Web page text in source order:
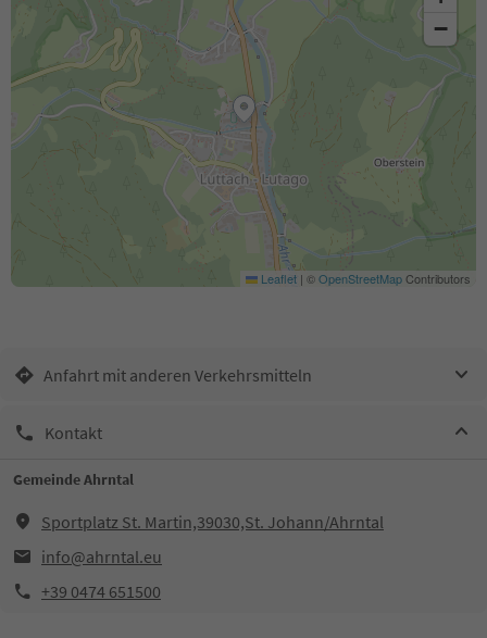
−
Leaflet | ©OpenStreetMapContributors
Anfahrt mit anderen Verkehrsmitteln
Kontakt
Gemeinde Ahrntal
Sportplatz St. Martin,39030,St. Johann/Ahrntal
info@ahrntal.eu
+39 0474 651500